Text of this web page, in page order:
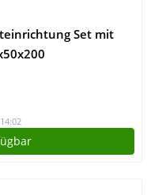
Set mit
–
inkl.